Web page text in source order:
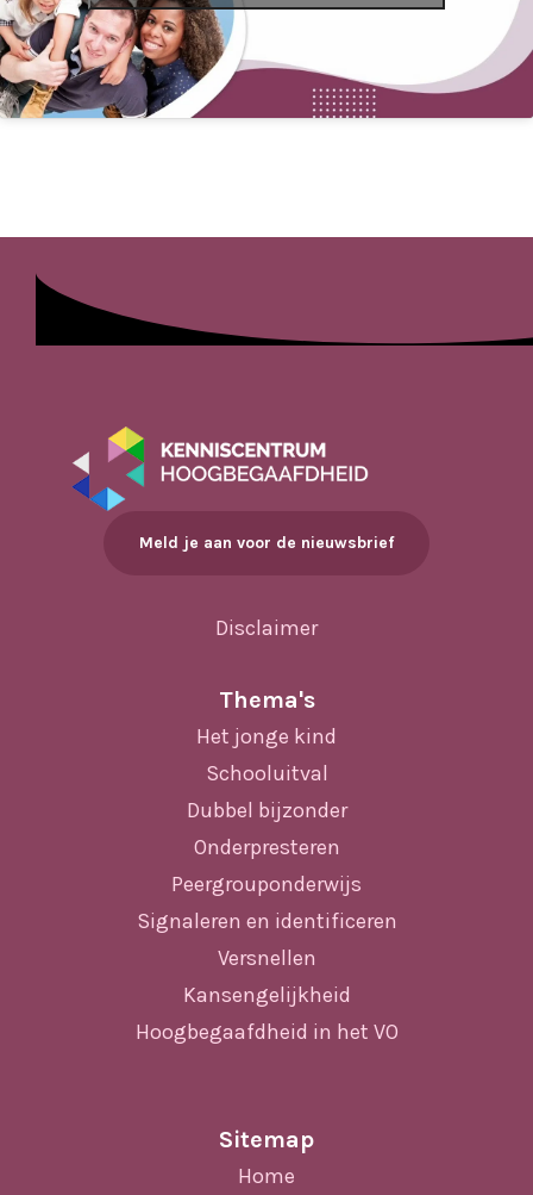
Meld je aan voor de nieuwsbrief
Disclaimer
Thema's
Het jonge kind
Schooluitval
Dubbel bijzonder
Onderpresteren
Peergrouponderwijs
Signaleren en identificeren
Versnellen
Kansengelijkheid
Hoogbegaafdheid in het VO
Sitemap
Home